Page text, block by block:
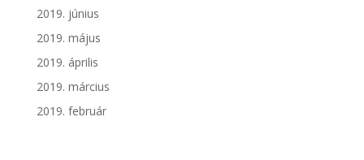
2019. június
2019. május
2019. április
2019. március
2019. február